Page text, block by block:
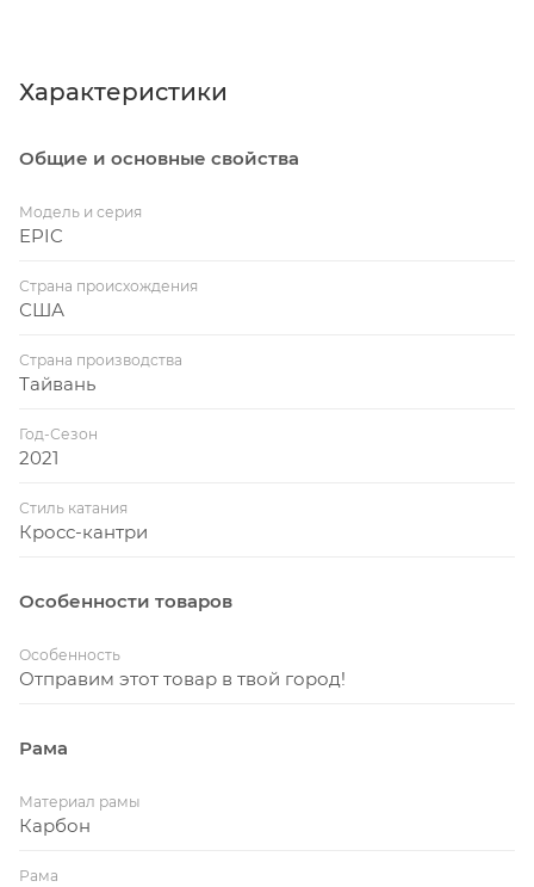
Характеристики
Общие и основные свойства
Модель и серия
EPIC
Страна происхождения
США
Страна производства
Тайвань
Год-Сезон
2021
Стиль катания
Кросс-кантри
Особенности товаров
Особенность
Отправим этот товар в твой город!
Рама
Материал рамы
Карбон
Рама